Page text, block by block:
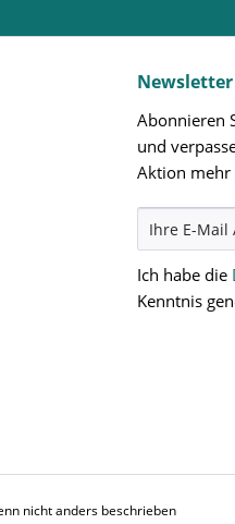
Newsletter
Abonnieren
und
Aktion mehr
Ich habe die
Kenntnis
nicht anders beschrieben